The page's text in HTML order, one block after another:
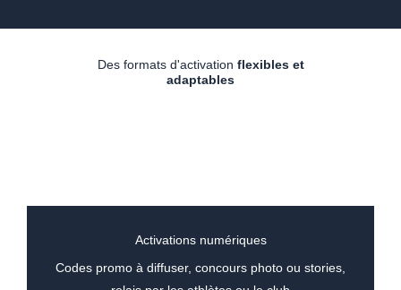
Des formats d'activation flexibles et
adaptables
Activations numériques
Codes promo à diffuser, concours photo ou stories,